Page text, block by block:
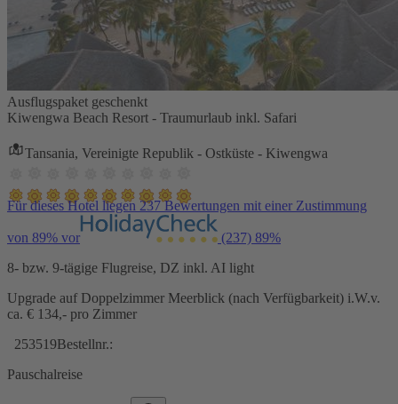
Ausflugspaket geschenkt
Kiwengwa Beach Resort - Traumurlaub inkl. Safari
Tansania, Vereinigte Republik - Ostküste - Kiwengwa
Für dieses Hotel liegen 237 Bewertungen mit einer Zustimmung
von 89% vor (237) 89%
8- bzw. 9-tägige Flugreise, DZ inkl. AI light
Upgrade auf Doppelzimmer Meerblick (nach Verfügbarkeit) i.W.v.
ca. € 134,- pro Zimmer
253519Bestellnr.:
Pauschalreise